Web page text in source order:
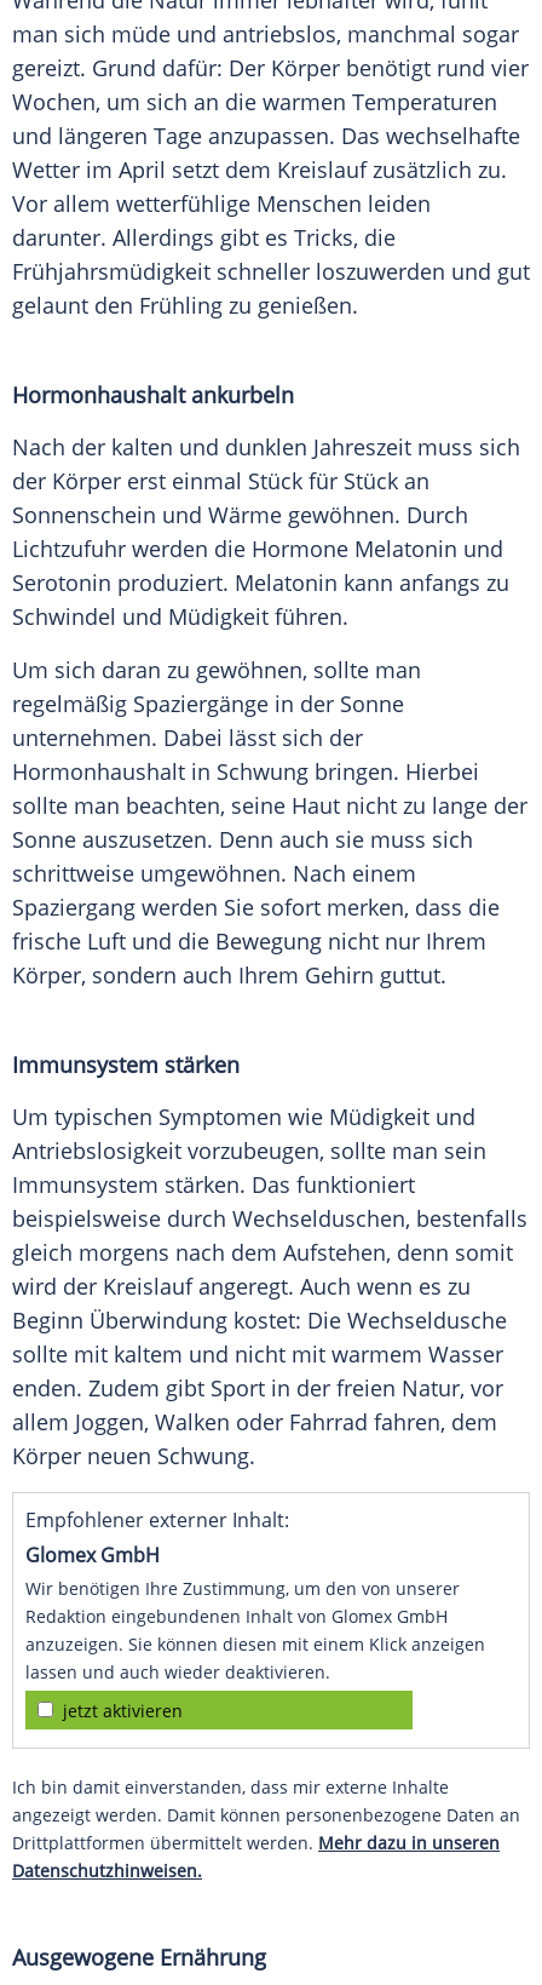
man sich müde und antriebslos, manchmal sogar
gereizt. Grund dafür: Der Körper benötigt rund vier
Wochen, um sich an die warmen Temperaturen
und längeren Tage anzupassen. Das wechselhafte
Wetter im April setzt dem Kreislaufzusätzlich zu.
Vor allem wetterfühlige Menschen leiden
darunter. Allerdings gibt es Tricks, die
Frühjahrsmüdigkeit schneller loszuwerden und gut
gelaunt den Frühling zu genießen.
Hormonhaushalt ankurbeln
Nach der kalten und dunklen Jahreszeit muss sich
der Körper erst einmal Stück für Stück an
Sonnenschein und Wärme gewöhnen. Durch
Lichtzufuhr werden die Hormone Melatonin und
Serotonin produziert. Melatonin kann anfangs zu
Schwindel und Müdigkeit führen.
Um sich daran zu gewöhnen, sollte man
regelmäßig Spaziergänge in der Sonne
unternehmen. Dabei lässt sich der
Hormonhaushalt in Schwung bringen. Hierbei
sollte man beachten, seine Haut nicht zu lange der
Sonne auszusetzen. Denn auch sie muss sich
schrittweise umgewöhnen. Nach einem
Spaziergang werden Sie sofort merken, dass die
frische Luft und die Bewegung nicht nur Ihrem
Körper, sondern auch Ihrem Gehirn guttut.
Immunsystem stärken
Um typischen Symptomen wie Müdigkeit und
Antriebslosigkeit vorzubeugen, sollte man sein
Immunsystem stärken. Das funktioniert
beispielsweise durch Wechselduschen, bestenfalls
gleich morgens nach dem Aufstehen, denn somit
wird der Kreislaufangeregt. Auch wenn es zu
Beginn Überwindung kostet: Die Wechseldusche
sollte mit kaltem und nicht mit warmem Wasser
enden. Zudem gibt Sport in der freien Natur, vor
allem Joggen, Walken oder Fahrrad fahren, dem
Körper neuen Schwung.
Empfohlener externer Inhalt:
Glomex GmbH
Wir benötigen Ihre Zustimmung, um den von unserer
Redaktion eingebundenen Inhalt von Glomex GmbH
anzuzeigen. Sie können diesen mit einem Klick anzeigen
lassen und auch wieder deaktivieren.
jetzt aktivieren
Ich bin damit einverstanden, dass mir externe Inhalte
angezeigt werden. Damit können personenbezogene Daten an
Drittplattformen übermittelt werden. Mehr dazu in unseren
Datenschutzhinweisen.
Ausgewogene Ernährung